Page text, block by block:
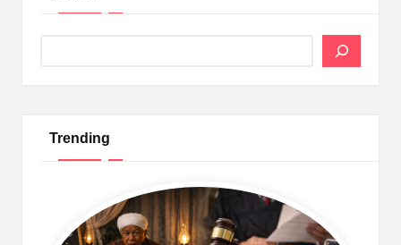
Trending